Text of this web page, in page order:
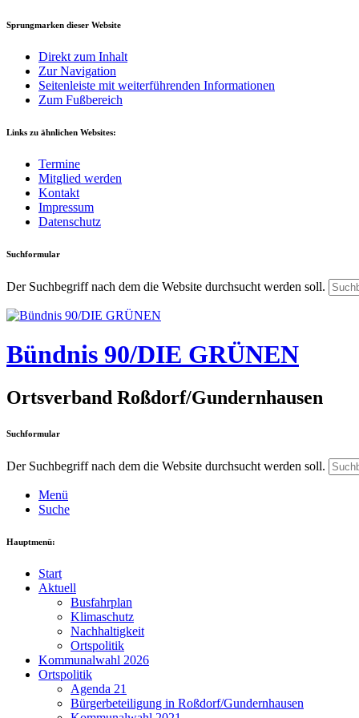
Sprungmarken dieser Website
Direkt zum Inhalt
Zur Navigation
Seitenleiste mit weiterführenden Informationen
Zum Fußbereich
Links zu ähnlichen Websites:
Termine
Mitglied werden
Kontakt
Impressum
Datenschutz
Suchformular
Der Suchbegriff nach dem die Website durchsucht werden soll.
Bündnis 90/DIE GRÜNEN
Ortsverband Roßdorf/Gundernhausen
Suchformular
Der Suchbegriff nach dem die Website durchsucht werden soll.
Menü
Suche
Hauptmenü:
Start
Aktuell
Busfahrplan
Klimaschutz
Nachhaltigkeit
Ortspolitik
Kommunalwahl 2026
Ortspolitik
Agenda 21
Bürgerbeteiligung in Roßdorf/Gundernhausen